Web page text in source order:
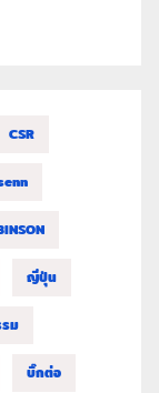
CSR
ญี่ปุ่น
ม
บิ๊กต่อ